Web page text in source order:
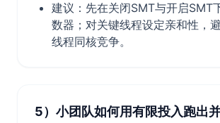
建议：先在关闭SMT与开启SMT
数器；对关键线程设定亲和性，
线程同核竞争。
5）小团队如何用有限投入跑出